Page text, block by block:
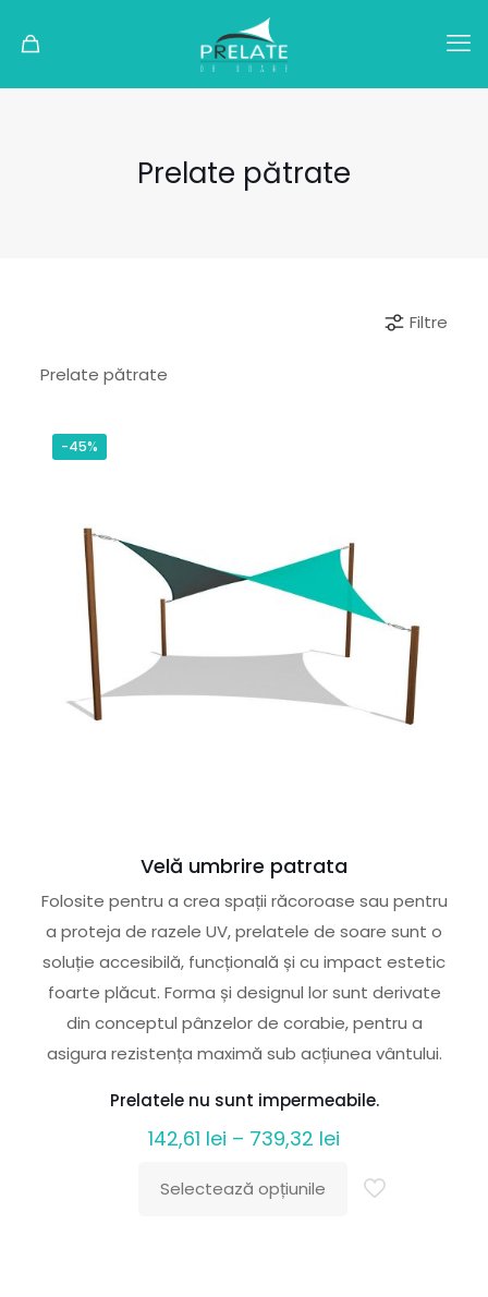
Prelate pătrate
Filtre
Prelate pătrate
-45%
Velă umbrire patrata
Folosite pentru a crea spații răcoroase sau pentru
a proteja de razele UV, prelatele de soare sunt o
soluție accesibilă, funcțională și cu impact estetic
foarte plăcut. Forma și designul lor sunt derivate
din conceptul pânzelor de corabie, pentru a
asigura rezistența maximă sub acțiunea vântului.
Prelatele nu sunt impermeabile.
142,61 lei – 739,32 lei
prețuri:
Selectează opțiunile
Acest